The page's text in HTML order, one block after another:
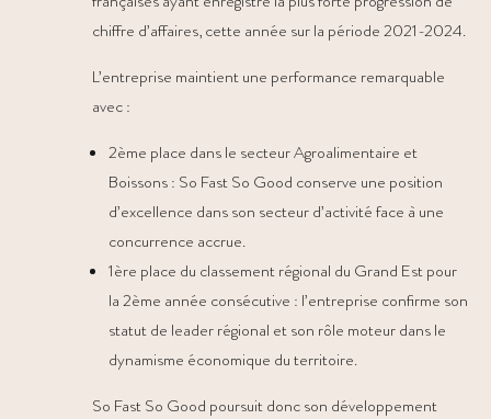
chiffre d’affaires, cette année sur la période 2021-2024.
L’entreprise maintient une performance remarquable
avec :
2ème place dans le secteur Agroalimentaire et
Boissons : So Fast So Good conserve une position
d’excellence dans son secteur d’activité face à une
concurrence accrue.
1ère place du classement régional du Grand Est pour
la 2ème année consécutive : l’entreprise confirme son
statut de leader régional et son rôle moteur dans le
dynamisme économique du territoire.
So Fast So Good poursuit donc son développement